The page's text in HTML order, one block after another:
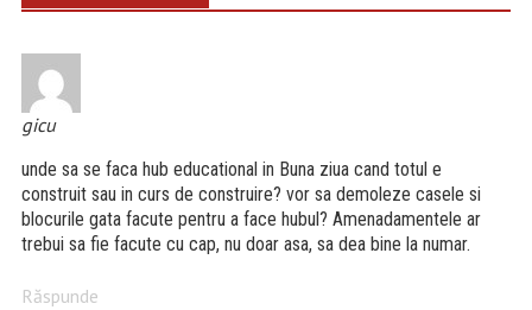
gicu
unde sa se faca hub educational in Buna ziua cand totul e
construit sau in curs de construire? vor sa demoleze casele si
blocurile gata facute pentru a face hubul? Amenadamentele ar
trebui sa fie facute cu cap, nu doar asa, sa dea bine la numar.
Răspunde